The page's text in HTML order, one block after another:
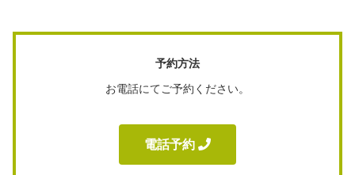
予約方法
お電話にてご予約ください。
電話予約